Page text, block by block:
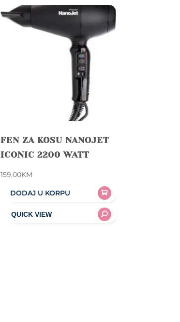
FEN ZA KOSU NANOJET
ICONIC 2200 WATT
159,00KM
DODAJ U KORPU